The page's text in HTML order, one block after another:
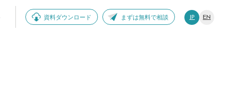
資料ダウンロード まずは無料で相談 JP EN